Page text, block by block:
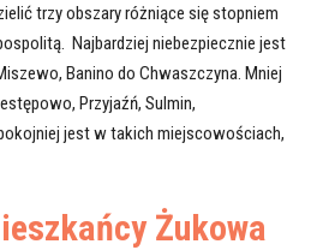
trzy obszary różniące się stopniem
Najbardziej niebezpiecznie jest
Banino do Chwaszczyna. Mniej
Przyjaźń, Sulmin,
jest w takich miejscowościach,
Żukowa